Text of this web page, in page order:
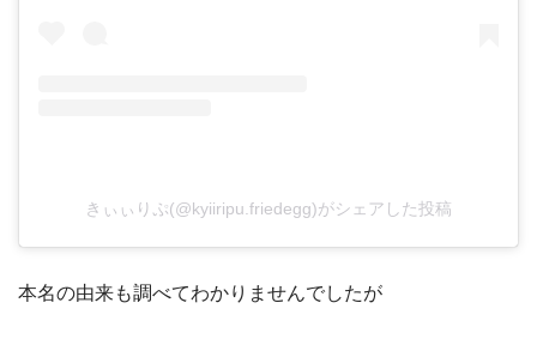
きぃぃりぷ(@kyiiripu.friedegg)がシェアした投稿
本名の由来も調べてわかりませんでしたが